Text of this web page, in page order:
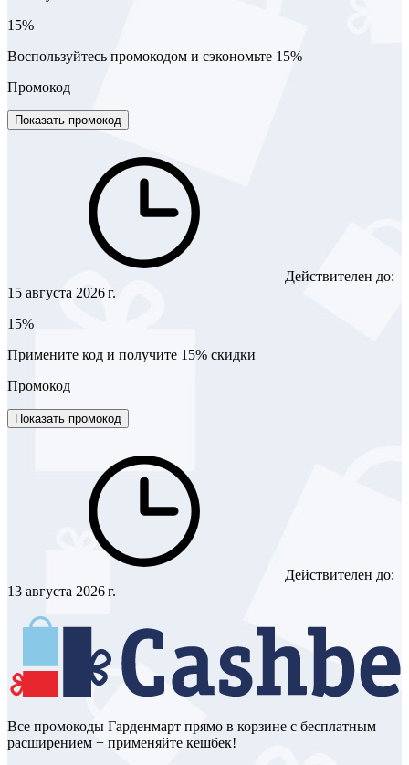
15%
Воспользуйтесь промокодом и сэкономьте 15%
Промокод
Показать промокод
Действителен до:
15 августа 2026 г.
15%
Примените код и получите 15% скидки
Промокод
Показать промокод
Действителен до:
13 августа 2026 г.
Все промокоды Гарденмарт прямо в корзине с бесплатным
расширением + применяйте кешбек!